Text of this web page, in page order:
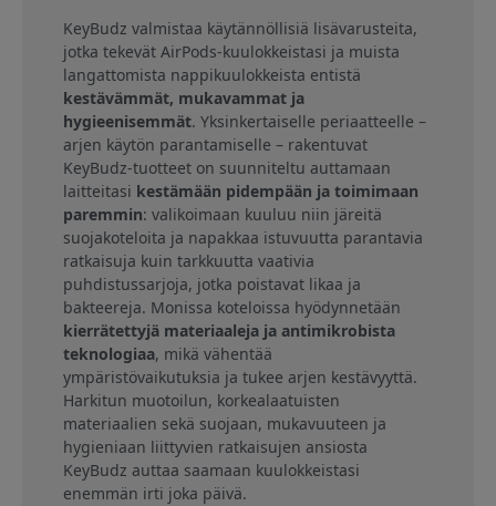
KeyBudz valmistaa käytännöllisiä lisävarusteita,
jotka tekevät AirPods-kuulokkeistasi ja muista
langattomista nappikuulokkeista entistä
kestävämmät, mukavammat ja
hygieenisemmät. Yksinkertaiselle periaatteelle –
arjen käytön parantamiselle – rakentuvat
KeyBudz-tuotteet on suunniteltu auttamaan
laitteitasi kestämään pidempään ja toimimaan
paremmin: valikoimaan kuuluu niin järeitä
suojakoteloita ja napakkaa istuvuutta parantavia
ratkaisuja kuin tarkkuutta vaativia
puhdistussarjoja, jotka poistavat likaa ja
bakteereja. Monissa koteloissa hyödynnetään
kierrätettyjä materiaaleja ja antimikrobista
teknologiaa, mikä vähentää
ympäristövaikutuksia ja tukee arjen kestävyyttä.
Harkitun muotoilun, korkealaatuisten
materiaalien sekä suojaan, mukavuuteen ja
hygieniaan liittyvien ratkaisujen ansiosta
KeyBudz auttaa saamaan kuulokkeistasi
enemmän irti joka päivä.